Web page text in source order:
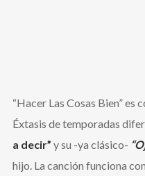
“Hacer Las Cosas Bien” es
Éxtasis de temporadas
a decir” y su -ya clásico-
hijo. La canción funciona